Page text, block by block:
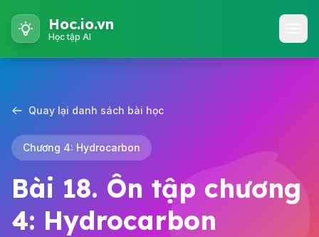
Hoc.io.vn
Học tập AI
Quay lại danh sách bài học
Chương 4: Hydrocarbon
Bài 18. Ôn tập chương
4: Hydrocarbon